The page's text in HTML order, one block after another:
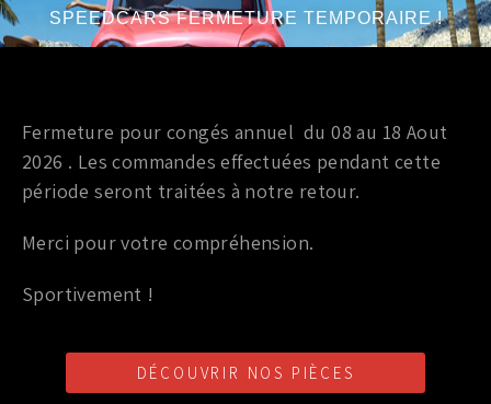
DÉBIMÈTRE DE MASSE D’AIR (MAF) NISSAN
350Z/370Z/GTR
Ajouter au panier
SPEEDCARS FERMETURE TEMPORAIRE !
Fermeture pour congés annuel du 08 au 18 Aout
2026 . Les commandes effectuées pendant cette
période seront traitées à notre retour.
Merci pour votre compréhension.
Sportivement !
DÉCOUVRIR NOS PIÈCES